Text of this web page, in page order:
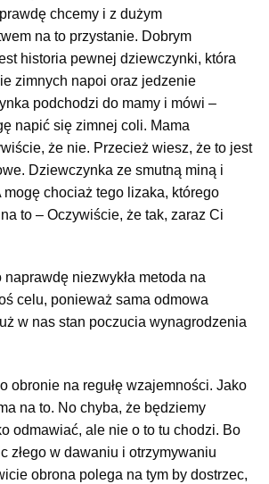
chcemy i z dużym
na to przystanie. Dobrym
historia pewnej dziewczynki, która
zimnych napoi oraz jedzenie
podchodzi do mamy i mówi –
napić się zimnej coli. Mama
że nie. Przecież wiesz, że to jest
Dziewczynka ze smutną miną i
mogę chociaż tego lizaka, którego
to – Oczywiście, że tak, zaraz Ci
niezwykła metoda na
celu, ponieważ sama odmowa
w nas stan poczucia wynagrodzenia
obronie na regułę wzajemności. Jako
na to. No chyba, że będziemy
odmawiać, ale nie o to tu chodzi. Bo
złego w dawaniu i otrzymywaniu
obrona polega na tym by dostrzec,